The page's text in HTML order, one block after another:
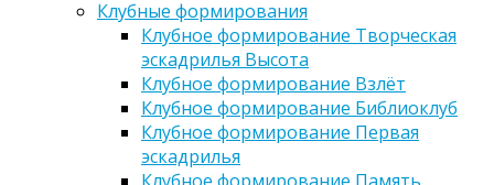
Клубные формирования
Клубное формирование Творческая
эскадрилья Высота
Клубное формирование Взлёт
Клубное формирование Библиоклуб
Клубное формирование Первая
эскадрилья